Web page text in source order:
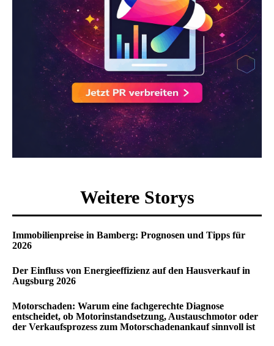
Weitere Storys
Immobilienpreise in Bamberg: Prognosen und Tipps für
2026
Der Einfluss von Energieeffizienz auf den Hausverkauf in
Augsburg 2026
Motorschaden: Warum eine fachgerechte Diagnose
entscheidet, ob Motorinstandsetzung, Austauschmotor oder
der Verkaufsprozess zum Motorschadenankauf sinnvoll ist